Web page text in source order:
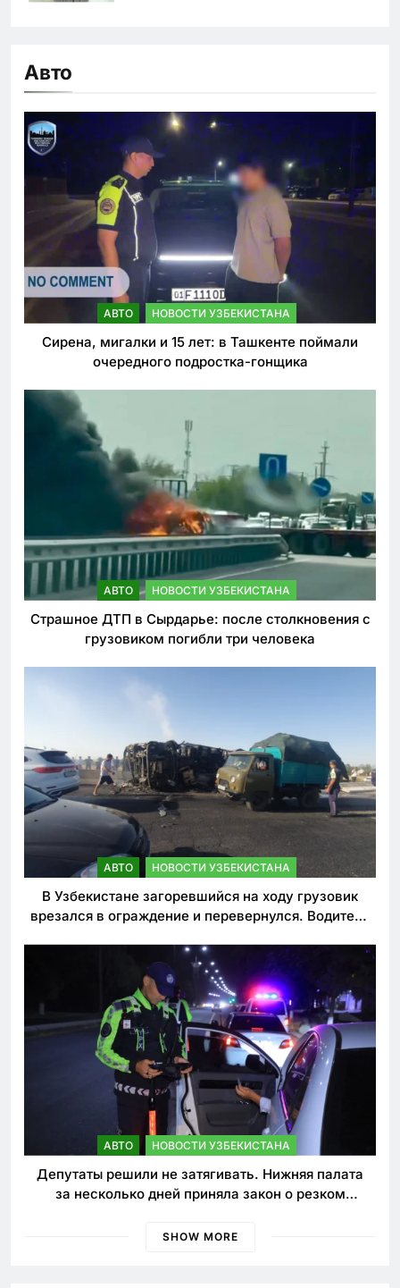
Авто
АВТО НОВОСТИ УЗБЕКИСТАНА
Сирена, мигалки и 15 лет: в Ташкенте поймали
очередного подростка-гонщика
АВТО НОВОСТИ УЗБЕКИСТАНА
Страшное ДТП в Сырдарье: после столкновения с
грузовиком погибли три человека
АВТО НОВОСТИ УЗБЕКИСТАНА
В Узбекистане загоревшийся на ходу грузовик
врезался в ограждение и перевернулся. Водитель
АВТО НОВОСТИ УЗБЕКИСТАНА
Депутаты решили не затягивать. Нижняя палата
за несколько дней приняла закон о резком
SHOW MORE